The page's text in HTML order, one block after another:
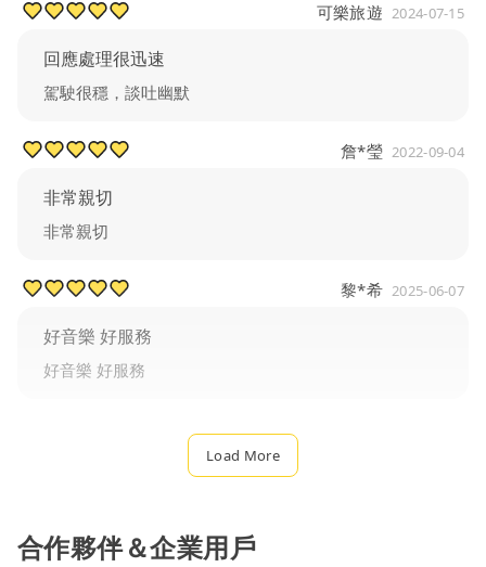
可樂旅遊 2024-07-15
回應處理很迅速
駕駛很穩，談吐幽默
詹*瑩 2022-09-04
非常親切
非常親切
黎*希 2025-06-07
好音樂 好服務
好音樂 好服務
Load More
合作夥伴＆企業用戶